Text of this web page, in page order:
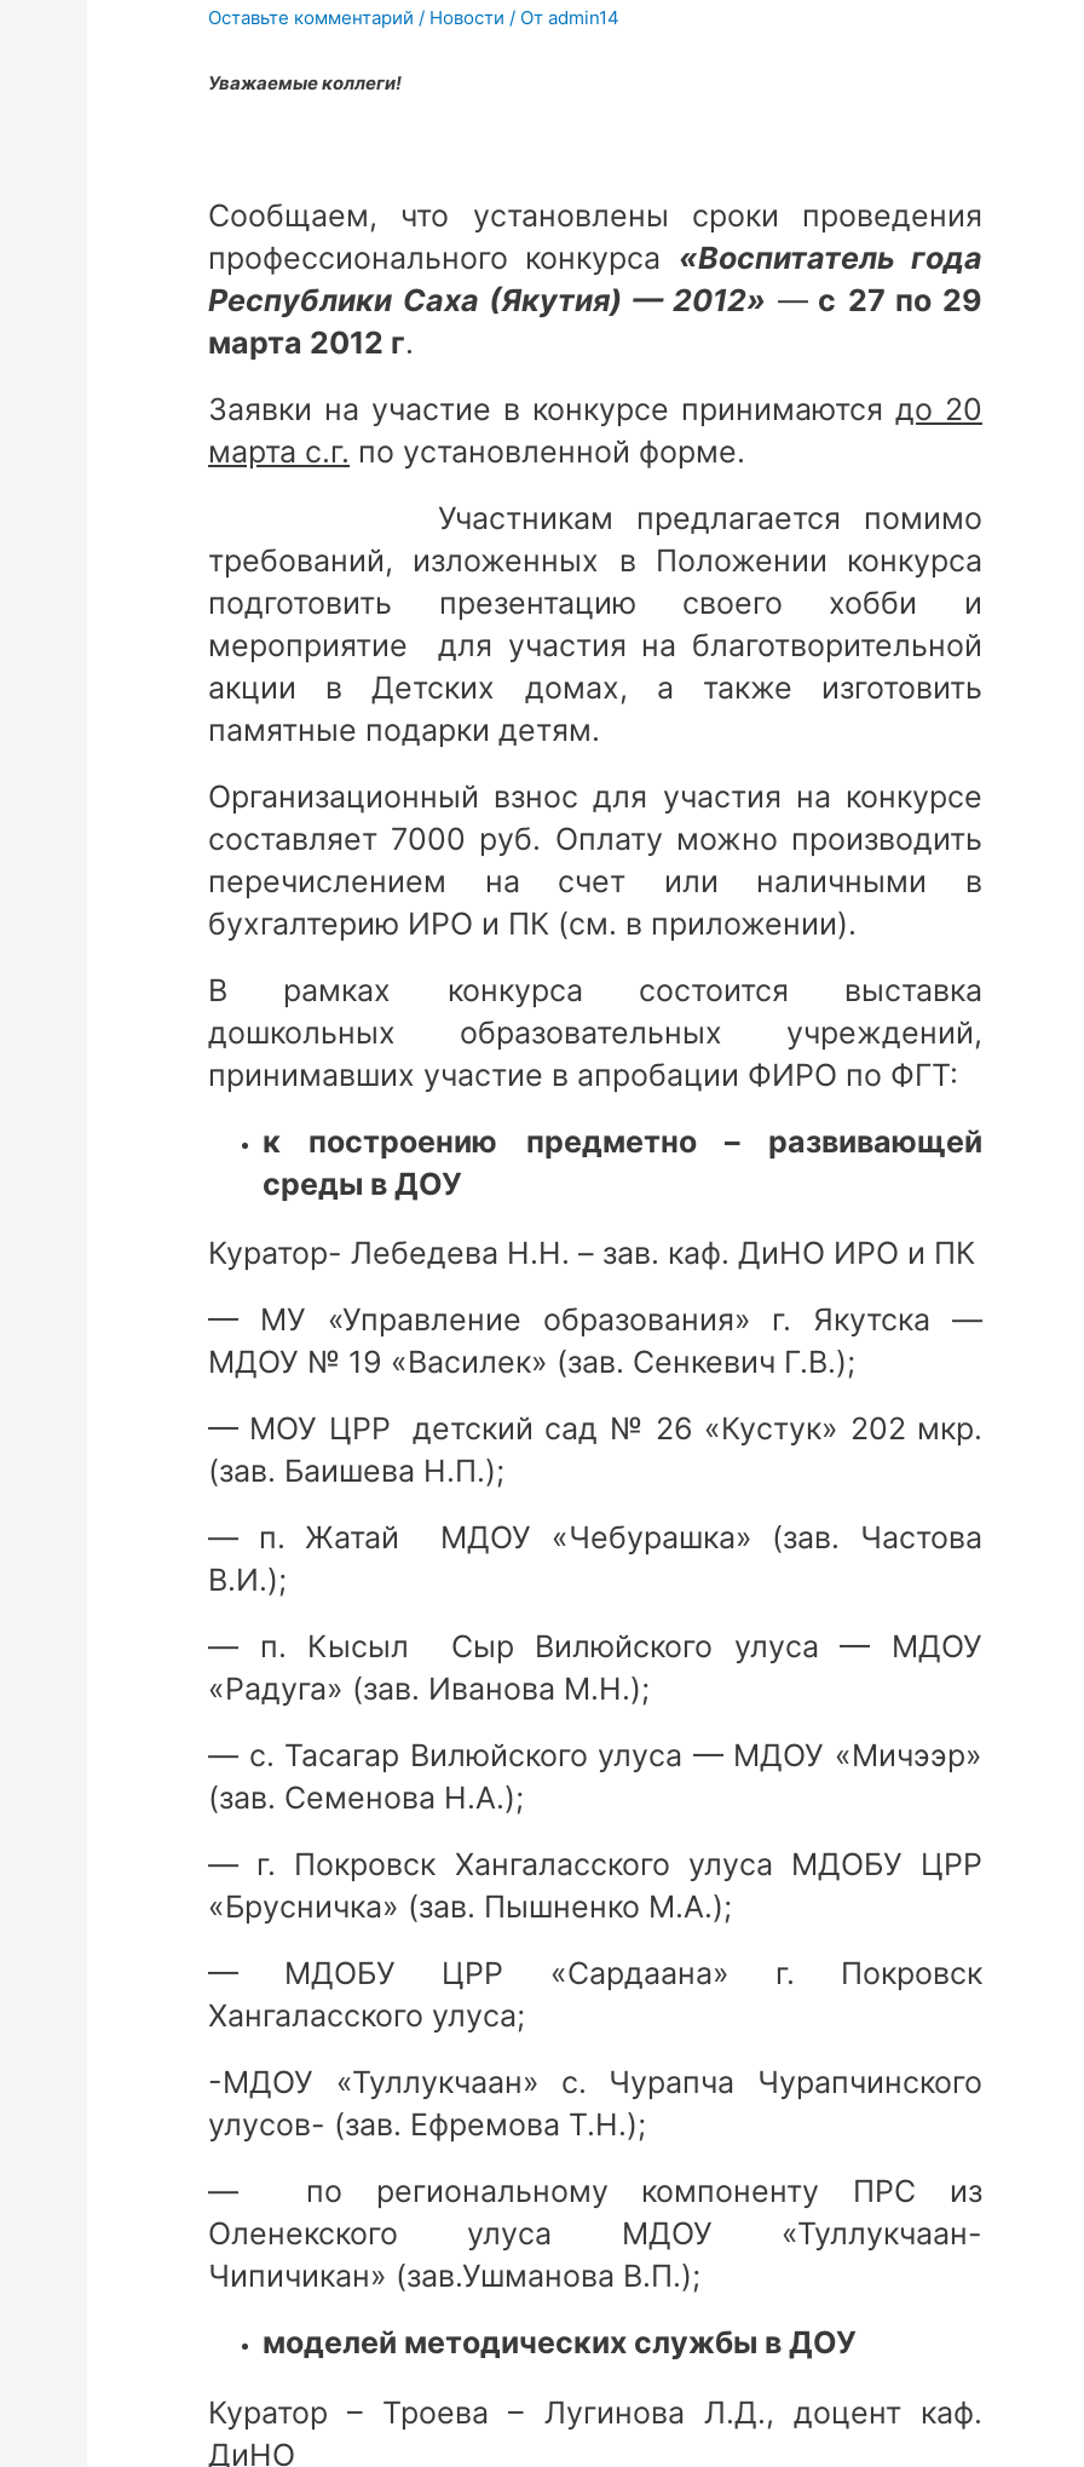
Оставьте комментарий / Новости / От admin14
Уважаемые коллеги!
Сообщаем, что установлены сроки проведения
профессионального конкурса «Воспитатель года
Республики Саха (Якутия) — 2012» —с 27 по 29
марта 2012 г.
Заявки на участие в конкурсе принимаются до 20
марта c.г. по установленной форме.
Участникам предлагается помимо
требований, изложенных в Положении конкурса
подготовить презентацию своего хобби и
мероприятие для участия на благотворительной
акции в Детских домах, а также изготовить
памятные подарки детям.
Организационный взнос для участия на конкурсе
составляет 7000 руб. Оплату можно производить
перечислением на счет или наличными в
бухгалтерию ИРО и ПК (см. в приложении).
В рамках конкурса состоится выставка
дошкольных образовательных учреждений,
принимавших участие в апробации ФИРО по ФГТ:
к построению предметно – развивающей
среды в ДОУ
Куратор- Лебедева Н.Н. – зав. каф. ДиНО ИРО и ПК
— МУ «Управление образования» г. Якутска —
МДОУ № 19 «Василек» (зав. Сенкевич Г.В.);
— МОУ ЦРР детский сад № 26 «Кустук» 202 мкр.
(зав. Баишева Н.П.);
— п. Жатай МДОУ «Чебурашка» (зав. Частова
В.И.);
— п. Кысыл Сыр Вилюйского улуса — МДОУ
«Радуга» (зав. Иванова М.Н.);
— с. Тасагар Вилюйского улуса — МДОУ «Мичээр»
(зав. Семенова Н.А.);
— г. Покровск Хангаласского улуса МДОБУ ЦРР
«Брусничка» (зав. Пышненко М.А.);
— МДОБУ ЦРР «Сардаана» г. Покровск
Хангаласского улуса;
-МДОУ «Туллукчаан» с. Чурапча Чурапчинского
улусов- (зав. Ефремова Т.Н.);
— по региональному компоненту ПРС из
Оленекского улуса МДОУ «Туллукчаан-
Чипичикан» (зав.Ушманова В.П.);
моделей методических службы в ДОУ
Куратор – Троева – Лугинова Л.Д., доцент каф.
ДиНО